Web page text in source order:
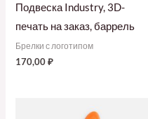
Подвеска Industry, 3D-
печать на заказ, баррель
Брелки с логотипом
170,00₽